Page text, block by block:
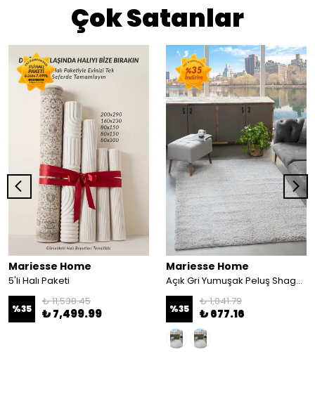
Çok Satanlar
Mariesse Home
5'li Halı Paketi
%35
₺ 11,538.45
₺ 7,499.99
Mariesse Home
Açık Gri Yumuşak Peluş Shaggy Dokuma Halı Çocuk Odası Oturma Odası Salon Halısı - açık gri
%35
₺ 1,041.79
₺ 677.16